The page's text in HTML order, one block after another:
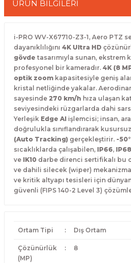
ÜRÜN BİLGİLERİ
i-PRO WV-X67710-Z3-1, Aero PTZ
dayanıklılığını 4K Ultra HD
gövde tasarımıyla sunan,
profesyonel bir kameradır. 4K (8
optik zoom kapasitesiyle geniş
kristal netliğinde yakalar.
sayesinde 270 km/h hıza ulaşan
seviyesindeki rüzgarlarda dahi
Yerleşik Edge AI işlemcisi; insan,
doğrulukla sınıflandırarak
(Auto Tracking) gerçekleştirir. -
sıcaklıklarda çalışabilen, IP66, IP68
ve IK10 darbe direnci sertifikalı bu
ve dahili silecek (wiper)
ve kritik altyapı tesisleri için
güvenli (FIPS 140-2 Level 3)
Ortam Tipi : Dış Ortam
Çözünürlük
(MP)
: 8